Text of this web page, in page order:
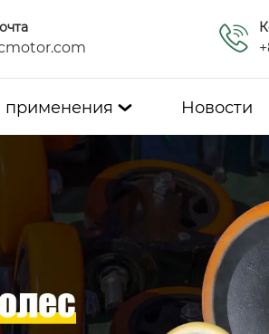
применения  Новости